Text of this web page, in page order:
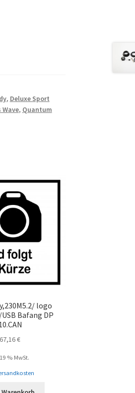
, Deluxe Sport
, Quantum
logo
USB Bafang DP
€
% MwSt.